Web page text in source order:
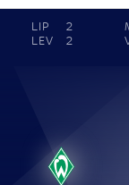
LIP
2
LEV
2